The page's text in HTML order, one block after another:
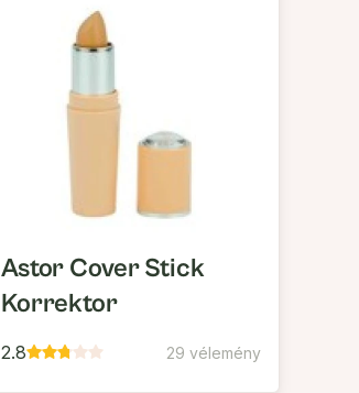
Astor Cover Stick
Korrektor
2.8 29 vélemény